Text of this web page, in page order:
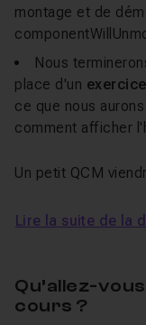
montage et de
Nous
place d'un
ce que nous
comment afficher
Un petit QCM
dans React.
Les bases de
Lire la suite de la
Qu’allez-
cours ?